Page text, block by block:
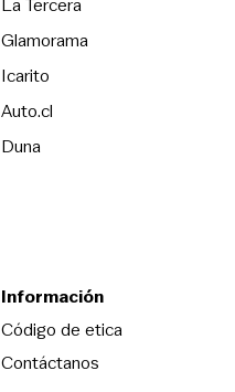
Glamorama
Icarito
Auto.cl
DunaOpens in new window
Información
Código de eticaOpens in new
Contáctanos